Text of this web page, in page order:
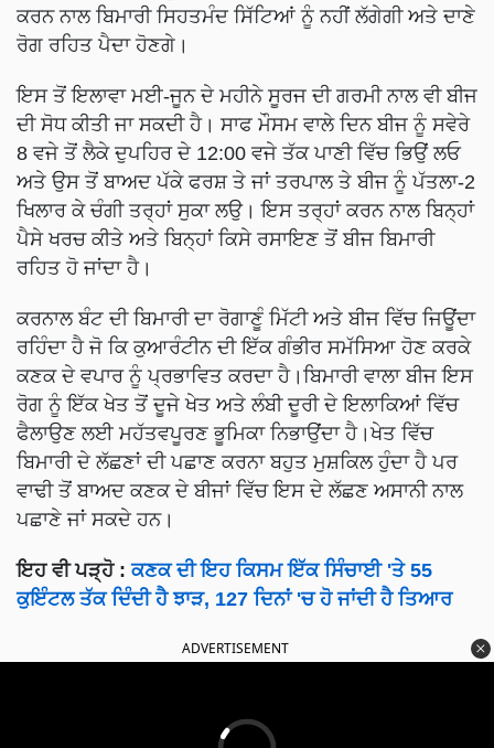
ਕਰਨ ਨਾਲ ਬਿਮਾਰੀ ਸਿਹਤਮੰਦ ਸਿੱਟਿਆਂ ਨੂੰ ਨਹੀਂ ਲੱਗੇਗੀ ਅਤੇ ਦਾਣੇ
ਰੋਗ ਰਹਿਤ ਪੈਦਾ ਹੋਣਗੇ।
ਇਸ ਤੋਂ ਇਲਾਵਾ ਮਈ-ਜੂਨ ਦੇ ਮਹੀਨੇ ਸੂਰਜ ਦੀ ਗਰਮੀ ਨਾਲ ਵੀ ਬੀਜ
ਦੀ ਸੋਧ ਕੀਤੀ ਜਾ ਸਕਦੀ ਹੈ। ਸਾਫ ਮੌਸਮ ਵਾਲੇ ਦਿਨ ਬੀਜ ਨੂੰ ਸਵੇਰੇ
8 ਵਜੇ ਤੋਂ ਲੈਕੇ ਦੁਪਹਿਰ ਦੇ 12:00 ਵਜੇ ਤੱਕ ਪਾਣੀ ਵਿੱਚ ਭਿਉਂ ਲਓ
ਅਤੇ ਉਸ ਤੋਂ ਬਾਅਦ ਪੱਕੇ ਫਰਸ਼ ਤੇ ਜਾਂ ਤਰਪਾਲ ਤੇ ਬੀਜ ਨੂੰ ਪੱਤਲਾ-2
ਖਿਲਾਰ ਕੇ ਚੰਗੀ ਤਰ੍ਹਾਂ ਸੁਕਾ ਲਉ। ਇਸ ਤਰ੍ਹਾਂ ਕਰਨ ਨਾਲ ਬਿਨ੍ਹਾਂ
ਪੈਸੇ ਖਰਚ ਕੀਤੇ ਅਤੇ ਬਿਨ੍ਹਾਂ ਕਿਸੇ ਰਸਾਇਣ ਤੋਂ ਬੀਜ ਬਿਮਾਰੀ
ਰਹਿਤ ਹੋ ਜਾਂਦਾ ਹੈ।
ਕਰਨਾਲ ਬੰਟ ਦੀ ਬਿਮਾਰੀ ਦਾ ਰੋਗਾਣੂੰ ਮਿੱਟੀ ਅਤੇ ਬੀਜ ਵਿੱਚ ਜਿਊਂਦਾ
ਰਹਿੰਦਾ ਹੈ ਜੋ ਕਿ ਕੁਆਰੰਟੀਨ ਦੀ ਇੱਕ ਗੰਭੀਰ ਸਮੱਸਿਆ ਹੋਣ ਕਰਕੇ
ਕਣਕ ਦੇ ਵਪਾਰ ਨੂੰ ਪ੍ਰਭਾਵਿਤ ਕਰਦਾ ਹੈ।ਬਿਮਾਰੀ ਵਾਲਾ ਬੀਜ ਇਸ
ਰੋਗ ਨੂੰ ਇੱਕ ਖੇਤ ਤੋਂ ਦੂਜੇ ਖੇਤ ਅਤੇ ਲੰਬੀ ਦੂਰੀ ਦੇ ਇਲਾਕਿਆਂ ਵਿੱਚ
ਫੈਲਾਉਣ ਲਈ ਮਹੱਤਵਪੂਰਣ ਭੂਮਿਕਾ ਨਿਭਾਉਂਦਾ ਹੈ।ਖੇਤ ਵਿੱਚ
ਬਿਮਾਰੀ ਦੇ ਲੱਛਣਾਂ ਦੀ ਪਛਾਣ ਕਰਨਾ ਬਹੁਤ ਮੁਸ਼ਕਿਲ ਹੁੰਦਾ ਹੈ ਪਰ
ਵਾਢੀ ਤੋਂ ਬਾਅਦ ਕਣਕ ਦੇ ਬੀਜਾਂ ਵਿੱਚ ਇਸ ਦੇ ਲੱਛਣ ਅਸਾਨੀ ਨਾਲ
ਪਛਾਣੇ ਜਾਂ ਸਕਦੇ ਹਨ।
ਇਹ ਵੀ ਪੜ੍ਹੋ:ਕਣਕ ਦੀ ਇਹ ਕਿਸਮ ਇੱਕ ਸਿੰਚਾਈ 'ਤੇ 55
ਕੁਇੰਟਲ ਤੱਕ ਦਿੰਦੀ ਹੈ ਝਾੜ, 127 ਦਿਨਾਂ 'ਚ ਹੋ ਜਾਂਦੀ ਹੈ ਤਿਆਰ
ADVERTISEMENT